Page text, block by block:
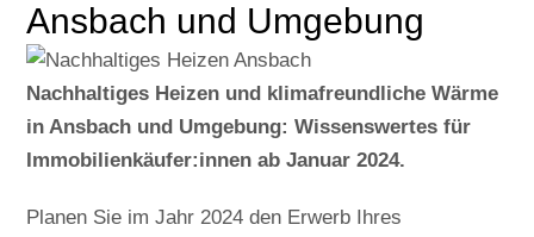
Ansbach und Umgebung
Nachhaltiges Heizen und klimafreundliche Wärme
in Ansbach und Umgebung: Wissenswertes für
Immobilienkäufer:innen ab Januar 2024.
Planen Sie im Jahr 2024 den Erwerb Ihres